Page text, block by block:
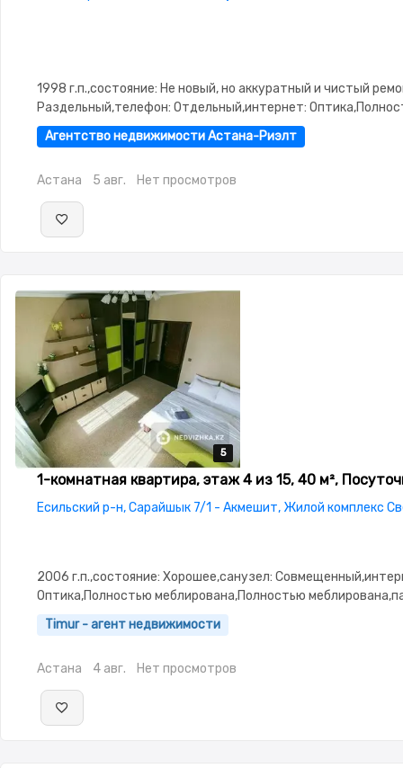
1998 г.п.,состояние: Не новый, но аккуратный и чистый
Раздельный,телефон: Отдельный,интернет:
меблирована,Полностью
изолированы
Агентство недвижимости Астана-Риэлт
Астана 5 авг. Нет просмотров
5
5
5
5
5
1-комнатная квартира, этаж 4 из 15, 40 м²,
Есильский р-н, Сарайшык 7/1 - Акмешит, Жилой комплекс
2006 г.п.,состояние: Хорошее,санузел:
Оптика,Полностью меблирована,Полностью
Паркинг,Комнаты
машина-автомат,Кабельное ТВ,Телевизор,Бесплатный Wi-
Timur - агент недвижимости
Астана 4 авг. Нет просмотров